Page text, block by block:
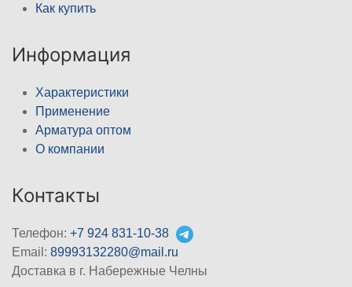
Как купить
Информация
Характеристики
Применение
Арматура оптом
О компании
Контакты
Телефон: +7 924 831-10-38
Email: 89993132280@mail.ru
Доставка в г. Набережные Челны